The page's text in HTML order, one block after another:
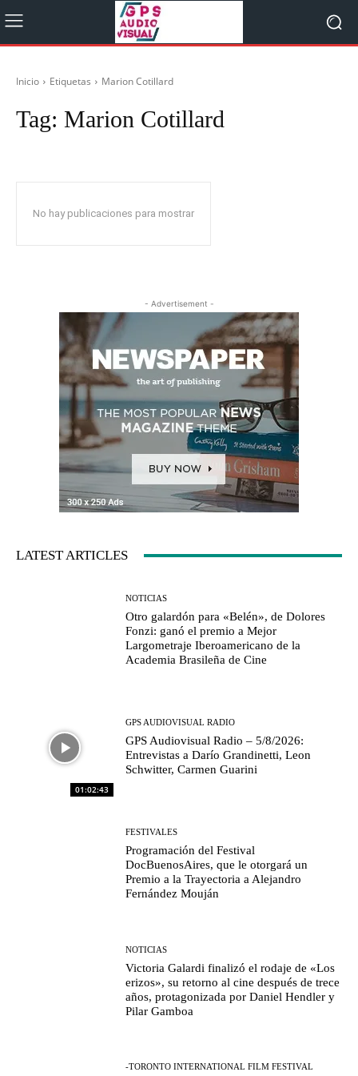
Inicio Etiquetas Marion Cotillard
Tag: Marion Cotillard
No hay publicaciones para mostrar
- Advertisement -
LATEST ARTICLES
NOTICIAS
Otro galardón para «Belén», de Dolores
Fonzi: ganó el premio a Mejor
Largometraje Iberoamericano de la
Academia Brasileña de Cine
01:02:43
GPS AUDIOVISUAL RADIO
GPS Audiovisual Radio – 5/8/2026:
Entrevistas a Darío Grandinetti, Leon
Schwitter, Carmen Guarini
FESTIVALES
Programación del Festival
DocBuenosAires, que le otorgará un
Premio a la Trayectoria a Alejandro
Fernández Mouján
NOTICIAS
Victoria Galardi finalizó el rodaje de «Los
erizos», su retorno al cine después de trece
años, protagonizada por Daniel Hendler y
Pilar Gamboa
-TORONTO INTERNATIONAL FILM FESTIVAL